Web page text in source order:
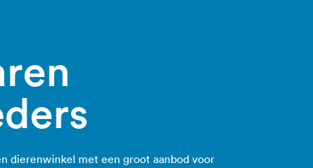
dierenwinkel met een groot aanbod voor